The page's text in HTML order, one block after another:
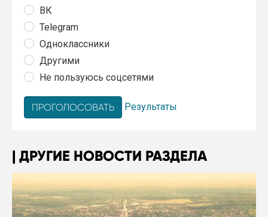
ВК
Telegram
Одноклассники
Другими
Не пользуюсь соцсетями
Результаты
ДРУГИЕ НОВОСТИ РАЗДЕЛА